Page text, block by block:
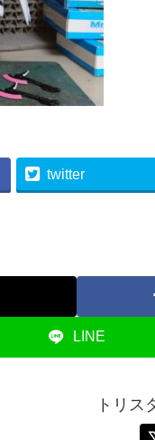
twitter
LINE
トリス